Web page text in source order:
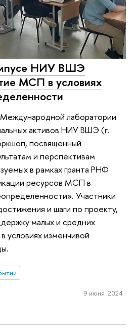
НИУ ВШЭ
МСП в условиях
лаборатории
активов НИУ ВШЭ (г.
посвященный
и перспективам
в рамках гранта РНФ
ресурсов МСП в
Участники
и шаги по проекту,
малых и средних
изменчивой
9 июня 2024